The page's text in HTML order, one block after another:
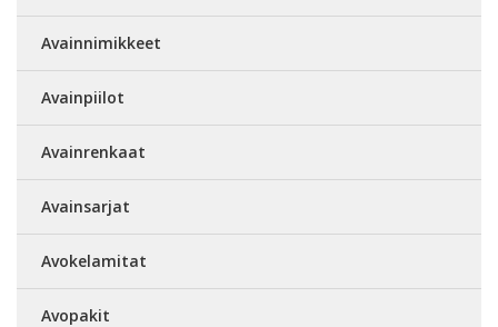
Avainnimikkeet
Avainpiilot
Avainrenkaat
Avainsarjat
Avokelamitat
Avopakit